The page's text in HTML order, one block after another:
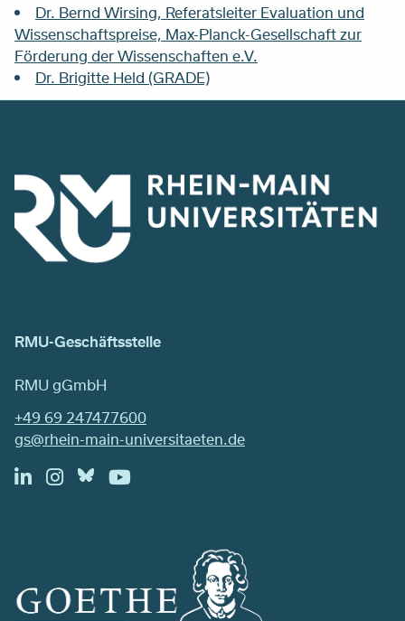
Dr. Bernd Wirsing, Referatsleiter Evaluation und
Wissenschaftspreise, Max-Planck-Gesellschaft zur
Förderung der Wissenschaften e.V.
Dr. Brigitte Held (GRADE)
RMU-Geschäftsstelle
RMU gGmbH
+49 69 247477600
gs@rhein-main-universitaeten.de